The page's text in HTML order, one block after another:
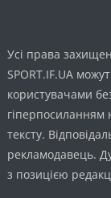
Усі права
SPORT.IF.UA
користувачами
гіперпосиланням
тексту.
рекламодавець.
з позицією